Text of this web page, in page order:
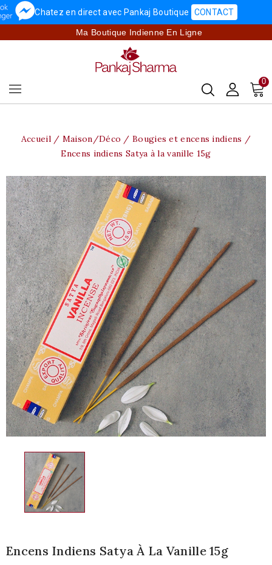
Chatez en direct avec Pankaj Boutique CONTACT
Ma Boutique Indienne En Ligne
0
Accueil Maison/Déco
Bougies et encens indiens
Encens indiens Satya à la vanille 15g
Encens Indiens Satya À La Vanille 15g